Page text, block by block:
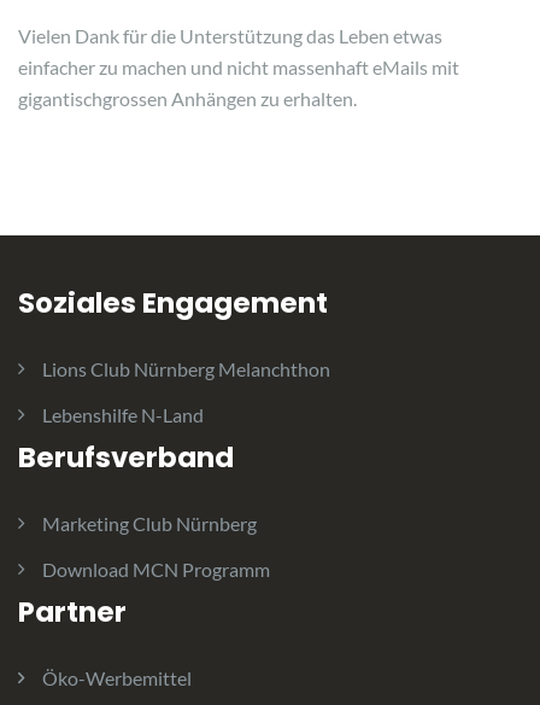
Vielen Dank für die Unterstützung das Leben etwas
einfacher zu machen und nicht massenhaft eMails mit
gigantischgrossen Anhängen zu erhalten.
Soziales Engagement
Lions Club Nürnberg Melanchthon
Lebenshilfe N-Land
Berufsverband
Marketing Club Nürnberg
Download MCN Programm
Partner
Öko-Werbemittel